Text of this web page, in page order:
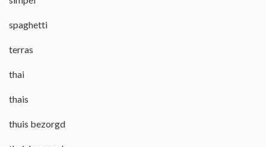
spaghetti
terras
thai
thais
thuis bezorgd